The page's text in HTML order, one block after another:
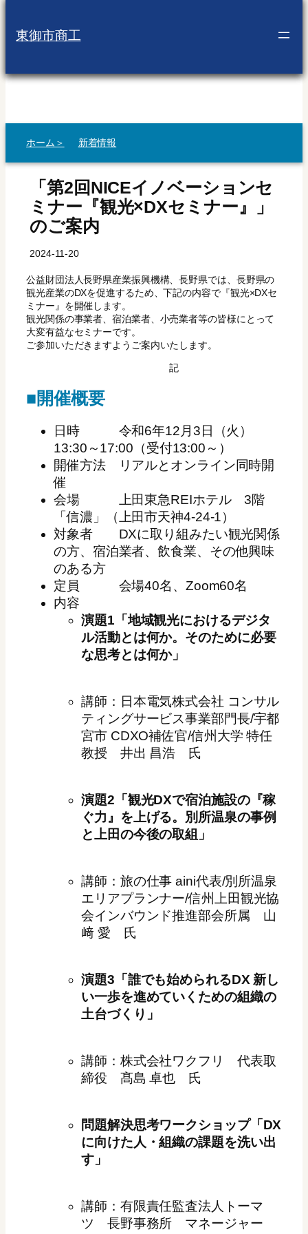
を東御市商工
ホーム＞ 新着情報
「第2回NICEイノベーションセ
ミナー『観光×DXセミナー』」
のご案内
2024-11-20
公益財団法人長野県産業振興機構、長野県では、長野県の
観光産業のDXを促進するため、下記の内容で『観光×DXセ
ミナー』を開催します。
観光関係の事業者、宿泊業者、小売業者等の皆様にとって
大変有益なセミナーです。
ご参加いただきますようご案内いたします。
記
■開催概要
日時 令和6年12月3日（火）
13:30～17:00（受付13:00～）
開催方法 リアルとオンライン同時開
催
会場 上田東急REIホテル 3階
「信濃」（上田市天神4-24-1）
対象者 DXに取り組みたい観光関係
の方、宿泊業者、飲食業、その他興味
のある方
定員 会場40名、Zoom60名
内容
演題1「地域観光におけるデジタ
ル活動とは何か。そのために必要
な思考とは何か」
講師：日本電気株式会社 コンサル
ティングサービス事業部門長/宇都
宮市 CDXO補佐官/信州大学 特任
教授 井出 昌浩 氏
演題2「観光DXで宿泊施設の『稼
ぐ力』を上げる。別所温泉の事例
と上田の今後の取組」
講師：旅の仕事 aini代表/別所温泉
エリアプランナー/信州上田観光協
会インバウンド推進部会所属 山
﨑 愛 氏
演題3「誰でも始められるDX 新し
い一歩を進めていくための組織の
土台づくり」
講師：株式会社ワクフリ 代表取
締役 髙島 卓也 氏
問題解決思考ワークショップ「DX
に向けた人・組織の課題を洗い出
す」
講師：有限責任監査法人トーマ
ツ 長野事務所 マネージャー